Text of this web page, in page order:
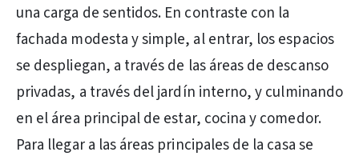
una carga de sentidos. En contraste con la
fachada modesta y simple, al entrar, los espacios
se despliegan, a través de las áreas de descanso
privadas, a través del jardín interno, y culminando
en el área principal de estar, cocina y comedor.
Para llegar a las áreas principales de la casa se